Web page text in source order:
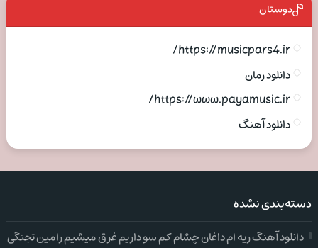
دوستان
https://musicpars4.ir/
دانلود رمان
https://www.payamusic.ir/
دانلود آهنگ
دسته‌بندی نشده
دانلود آهنگ ریه ام داغان چشام کم سو داریم غرق میشیم رامین تجنگی